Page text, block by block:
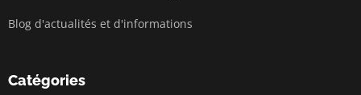
Blog d'actualités et d'informations
Catégories